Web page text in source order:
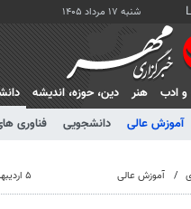
شنبه ۱۷ مرداد ۱۴۰۵
ادب هنر دين، حوزه، انديشه
آموزش عالی دانشجویی فناوری
آموزش عالی ۵ اردیبهشت ۱۳۸۶، ۱۴:۲۶